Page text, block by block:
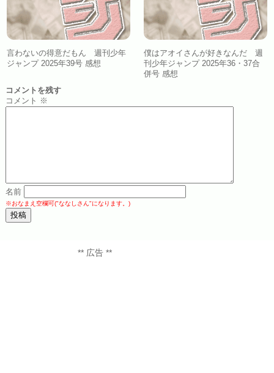
言わないの得意だもん 週刊少年
ジャンプ 2025年39号 感想
僕はアオイさんが好きなんだ 週
刊少年ジャンプ 2025年36・37合
併号 感想
コメントを残す
コメント ※
名前
※おなまえ空欄可("ななしさん"になります。)
** 広告 **